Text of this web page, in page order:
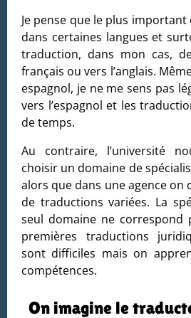
Je pense que le plus important
dans certaines langues et
traduction, dans mon cas,
français ou vers l’anglais.
espagnol, je ne me sens pas
vers l’espagnol et les
de temps.
Au contraire, l’université
choisir un domaine de
alors que dans une agence
de traductions variées. La
seul domaine ne correspond
premières traductions
sont difficiles mais on
compétences.
On imagine le